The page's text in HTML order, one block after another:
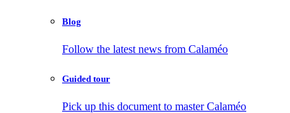
Blog
Follow the latest news from Calaméo
Guided tour
Pick up this document to master Calaméo